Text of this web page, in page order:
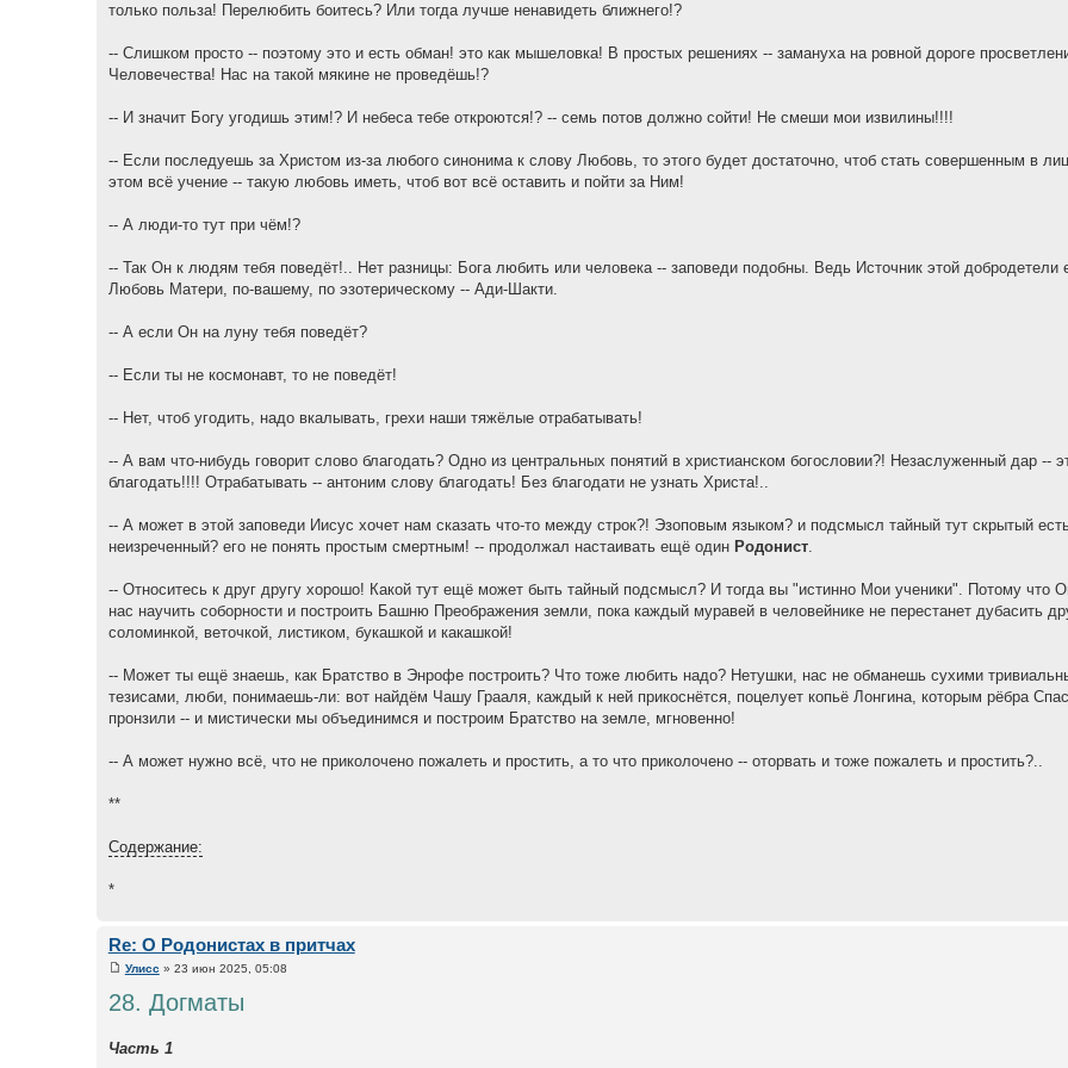
только польза! Перелюбить боитесь? Или тогда лучше ненавидеть ближнего!?
-- Слишком просто -- поэтому это и есть обман! это как мышеловка! В простых решениях -- замануха на ровной дороге
Человечества! Нас на такой мякине не проведёшь!?
-- И значит Богу угодишь этим!? И небеса тебе откроются!? -- семь потов должно сойти! Не смеши мои извилины!!!!
-- Если последуешь за Христом из-за любого синонима к слову Любовь, то этого будет достаточно, чтоб стать совершенным в
этом всё учение -- такую любовь иметь, чтоб вот всё оставить и пойти за Ним!
-- А люди-то тут при чём!?
-- Так Он к людям тебя поведёт!.. Нет разницы: Бога любить или человека -- заповеди подобны. Ведь Источник этой добродетели
Любовь Матери, по-вашему, по эзотерическому -- Ади-Шакти.
-- А если Он на луну тебя поведёт?
-- Если ты не космонавт, то не поведёт!
-- Нет, чтоб угодить, надо вкалывать, грехи наши тяжёлые отрабатывать!
-- А вам что-нибудь говорит слово благодать? Одно из центральных понятий в христианском богословии?! Незаслуженный дар --
благодать!!!! Отрабатывать -- антоним слову благодать! Без благодати не узнать Христа!..
-- А может в этой заповеди Иисус хочет нам сказать что-то между строк?! Эзоповым языком? и подсмысл тайный тут скрытый
неизреченный? его не понять простым смертным! -- продолжал настаивать ещё один Родонист.
-- Относитесь к друг другу хорошо! Какой тут ещё может быть тайный подсмысл? И тогда вы "истинно Мои ученики". Потому что
нас научить соборности и построить Башню Преображения земли, пока каждый муравей в человейнике не перестанет дубасить
соломинкой, веточкой, листиком, букашкой и какашкой!
-- Может ты ещё знаешь, как Братство в Энрофе построить? Что тоже любить надо? Нетушки, нас не обманешь сухими
тезисами, люби, понимаешь-ли: вот найдём Чашу Грааля, каждый к ней прикоснётся, поцелует копьё Лонгина, которым рёбра
пронзили -- и мистически мы объединимся и построим Братство на земле, мгновенно!
-- А может нужно всё, что не приколочено пожалеть и простить, а то что приколочено -- оторвать и тоже пожалеть и простить?..
**
Содержание:
*
Re: О Родонистах в притчах
Улисс » 23 июн 2025, 05:08
28. Догматы
Часть 1